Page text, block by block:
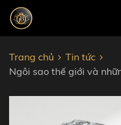
Trang chủ
Tin tức
Ngôi sao thế giới và